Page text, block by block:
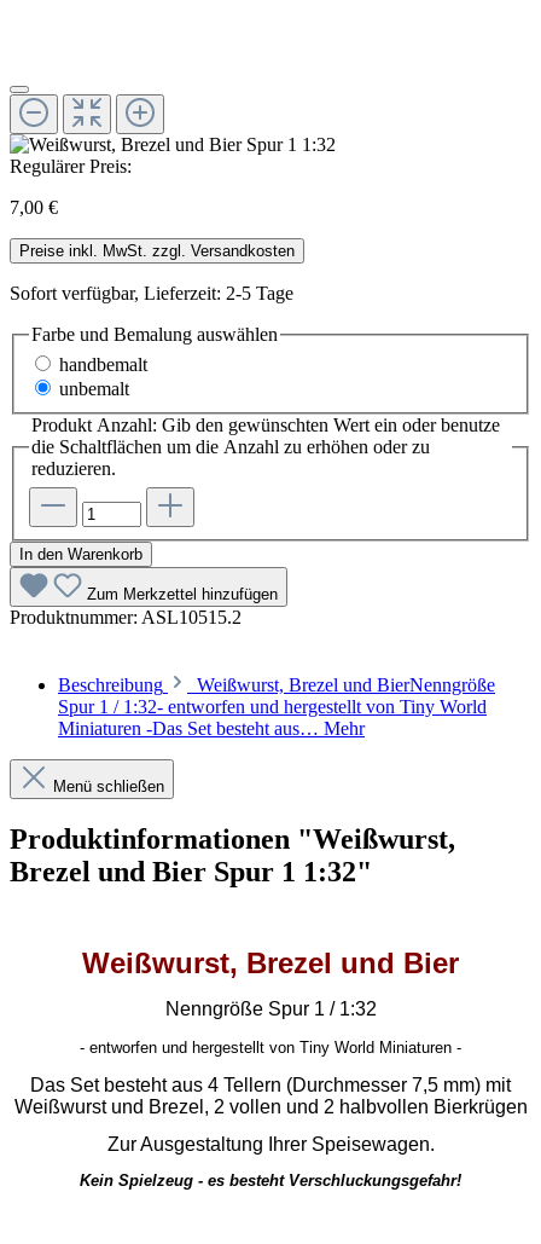
Regulärer Preis:
7,00 €
Preise inkl. MwSt. zzgl. Versandkosten
Sofort verfügbar, Lieferzeit: 2-5 Tage
Farbe und Bemalung auswählen
handbemalt
unbemalt
Produkt Anzahl: Gib den gewünschten Wert ein oder benutze
die Schaltflächen um die Anzahl zu erhöhen oder zu
reduzieren.
In den Warenkorb
Zum Merkzettel hinzufügen
Produktnummer: ASL10515.2
Beschreibung
Weißwurst, Brezel und BierNenngröße
Spur 1 / 1:32- entworfen und hergestellt von Tiny World
Miniaturen -Das Set besteht aus… Mehr
Menü schließen
Produktinformationen "Weißwurst,
Brezel und Bier Spur 1 1:32"
Weißwurst, Brezel und Bier
Nenngröße Spur 1 / 1:32
- entworfen und hergestellt von Tiny World Miniaturen -
Das Set besteht aus 4 Tellern (Durchmesser 7,5 mm) mit
Weißwurst und Brezel, 2 vollen und 2 halbvollen Bierkrügen
Zur Ausgestaltung Ihrer Speisewagen.
Kein Spielzeug - es besteht Verschluckungsgefahr!